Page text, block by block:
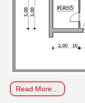
Read More…